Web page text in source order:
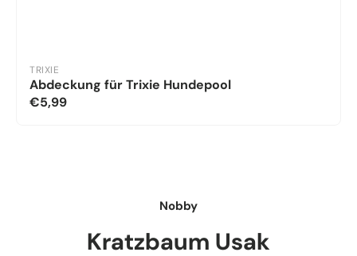
TRIXIE
Abdeckung für Trixie Hundepool
€5,99
Nobby
Kratzbaum Usak